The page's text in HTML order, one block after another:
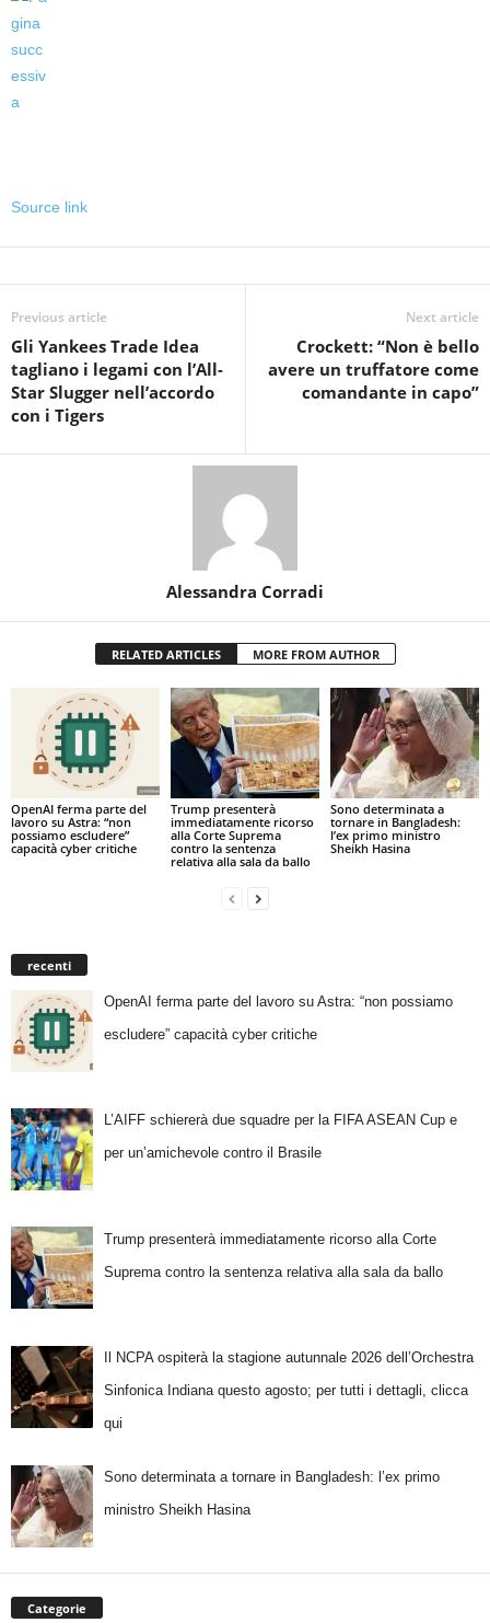
Source link
Previous article
Gli Yankees Trade Idea
tagliano i legami con l’All-
Star Slugger nell’accordo
con i Tigers
Next article
Crockett: “Non è bello
avere un truffatore come
comandante in capo”
Alessandra Corradi
RELATED ARTICLES MORE FROM AUTHOR
OpenAI ferma parte del
lavoro su Astra: “non
possiamo escludere”
capacità cyber critiche
Trump presenterà
immediatamente ricorso
alla Corte Suprema
contro la sentenza
relativa alla sala da ballo
Sono determinata a
tornare in Bangladesh:
l’ex primo ministro
Sheikh Hasina
recenti
OpenAI ferma parte del lavoro su Astra: “non possiamo
escludere” capacità cyber critiche
L’AIFF schiererà due squadre per la FIFA ASEAN Cup e
per un’amichevole contro il Brasile
Trump presenterà immediatamente ricorso alla Corte
Suprema contro la sentenza relativa alla sala da ballo
Il NCPA ospiterà la stagione autunnale 2026 dell’Orchestra
Sinfonica Indiana questo agosto; per tutti i dettagli, clicca
qui
Sono determinata a tornare in Bangladesh: l’ex primo
ministro Sheikh Hasina
Categorie